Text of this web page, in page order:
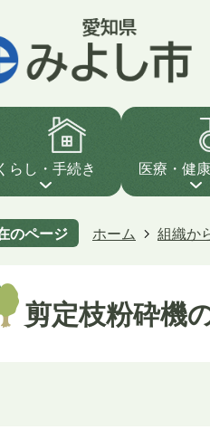
らし・手続き 医療・健
のページ ホーム 組織か
剪定枝粉砕機